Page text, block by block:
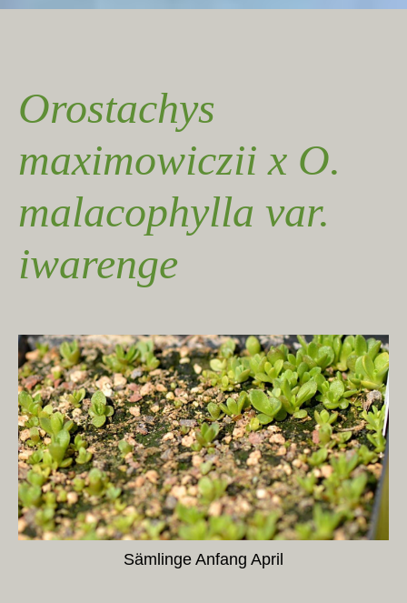
Orostachys
maximowiczii x O.
malacophylla var.
iwarenge
Sämlinge Anfang April